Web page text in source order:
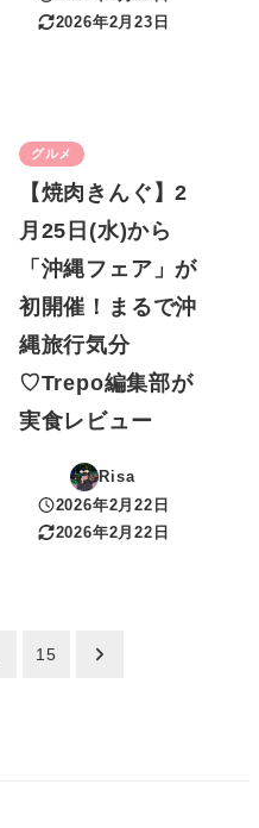
投稿日
更新日
2026年2月23日
グルメ
【焼肉きんぐ】2
月25日(水)から
「沖縄フェア」が
初開催！まるで沖
縄旅行気分
♡Trepo編集部が
実食レビュー
Risa
投稿日
2026年2月22日
更新日
2026年2月22日
15